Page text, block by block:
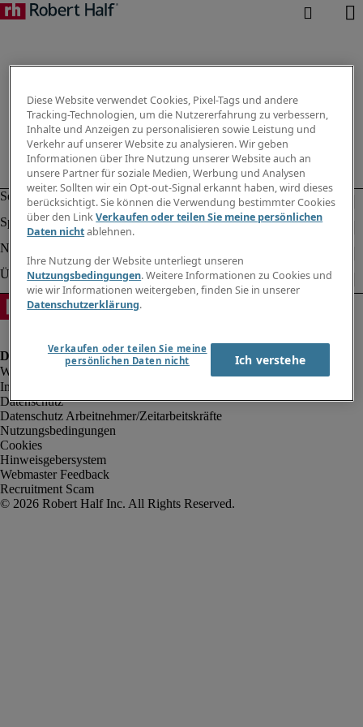
Impressum
Datenschutz
Datenschutz Arbeitnehmer/Zeitarbeitskräfte
Nutzungsbedingungen
Cookies
Hinweisgebersystem
Webmaster Feedback
Recruitment Scam
Diese Website verwendet Cookies, Pixel-Tags und andere
Tracking-Technologien, um die Nutzererfahrung zu verbessern,
Inhalte und Anzeigen zu personalisieren sowie Leistung und
Verkehr auf unserer Website zu analysieren. Wir geben
Informationen über Ihre Nutzung unserer Website auch an
unsere Partner für soziale Medien, Werbung und Analysen
weiter. Sollten wir ein Opt-out-Signal erkannt haben, wird dieses
berücksichtigt. Sie können die Verwendung bestimmter Cookies
über den LinkVerkaufen oder teilen Sie meine persönlichen
Daten nichtablehnen.
Ihre Nutzung der Website unterliegt unseren
Nutzungsbedingungen. Weitere Informationen zu Cookies und
wie wir Informationen weitergeben, finden Sie in unserer
Datenschutzerklärung.
Verkaufen oder teilen Sie meine
persönlichen Daten nicht
Ich verstehe